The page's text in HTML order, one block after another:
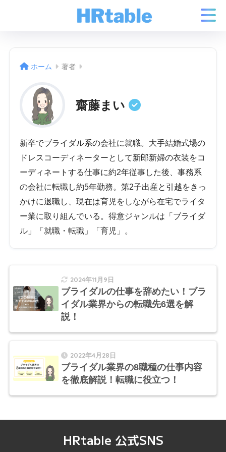
ホーム 著者
齋藤まい
新卒でブライダル系の会社に就職。大手結婚式場の
ドレスコーディネーターとして新郎新婦の衣装をコ
ーディネートする仕事に約2年従事した後、事務系
の会社に転職し約5年勤務。第2子出産と引越をきっ
かけに退職し、現在は育児をしながら在宅でライタ
ー業に取り組んでいる。得意ジャンルは「ブライダ
ル」「就職・転職」「育児」。
2024年11月9日
ブライダルの仕事を辞めたい！ブラ
イダル業界からの転職先6選を解
説！
2022年4月28日
ブライダル業界の8職種の仕事内容
を徹底解説！転職に役立つ！
HRtable 公式SNS